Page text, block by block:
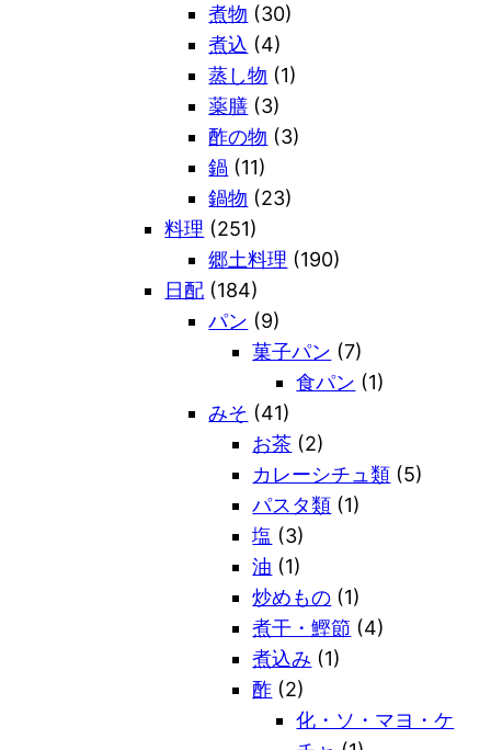
煮物 (30)
煮込 (4)
蒸し物 (1)
薬膳 (3)
酢の物 (3)
鍋 (11)
鍋物 (23)
料理 (251)
郷土料理 (190)
日配 (184)
パン (9)
菓子パン (7)
食パン (1)
みそ (41)
お茶 (2)
カレーシチュ類 (5)
パスタ類 (1)
塩 (3)
油 (1)
炒めもの (1)
煮干・鰹節 (4)
煮込み (1)
酢 (2)
化・ソ・マヨ・ケ